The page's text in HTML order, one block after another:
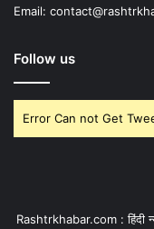
Email:
Follow us
Error Can not Get
Rashtrkhabar.com : हिंदी